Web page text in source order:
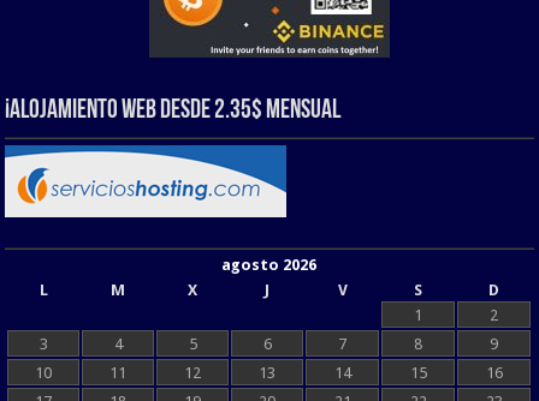
¡Alojamiento web Desde 2.35$ Mensual
agosto 2026
L
M X J V S
D
1
2
3
4 5 6 7 8
9
10
11 12 13 14 15
16